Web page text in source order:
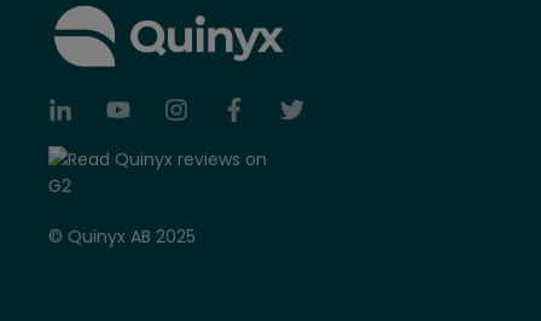
© Quinyx AB 2025